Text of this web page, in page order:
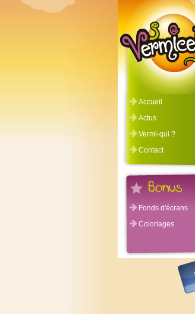
Accueil
Actus
Vermi-qui ?
Contact
Fonds d'écrans
Coloriages